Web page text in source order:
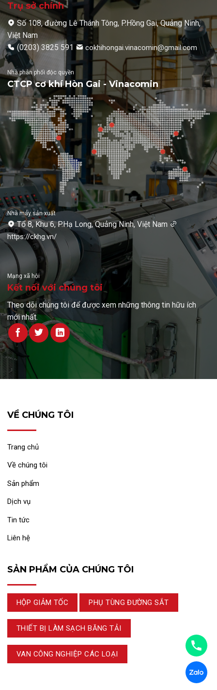
Trụ sở chính
Số 108, đường Lê Thánh Tông, P.Hồng Gai, Quảng Ninh,
Việt Nam
(0203) 3825 591
cokhihongai.vinacomin@gmail.com
Nhà phân phối độc quyền
CTCP cơ khí Hòn Gai - Vinacomin
Nhà máy sản xuất
Tổ 8, Khu 6, P.Hạ Long, Quảng Ninh, Việt Nam
https://ckhg.vn/
Mạng xã hội
Kết nối với chúng tôi
Theo dõi chúng tôi để được xem những thông tin hữu ích
mới nhất.
VỀ CHÚNG TÔI
Trang chủ
Về chúng tôi
Sản phẩm
Dịch vụ
Tin tức
Liên hệ
SẢN PHẨM CỦA CHÚNG TÔI
HỘP GIẢM TỐC PHỤ TÙNG ĐƯỜNG SẮT
THIẾT BỊ LÀM SẠCH BĂNG TẢI
VAN CÔNG NGHIỆP CÁC LOẠI